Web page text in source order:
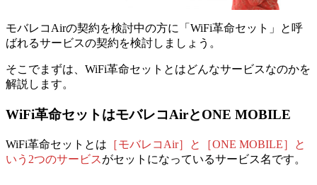
モバレコAirの契約を検討中の方に「WiFi革命セット」と呼
ばれるサービスの契約を検討しましょう。
そこでまずは、WiFi革命セットとはどんなサービスなのかを
解説します。
WiFi革命セットはモバレコAirとONE MOBILE
WiFi革命セットとは ［モバレコAir］と［ONE MOBILE］と
いう2つのサービスがセットになっているサービス名です。